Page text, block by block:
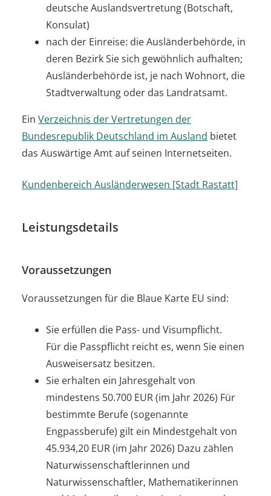
deutsche Auslandsvertretung (Botschaft,
Konsulat)
nach der Einreise: die Ausländerbehörde, in
deren Bezirk Sie sich gewöhnlich aufhalten;
Ausländerbehörde ist, je nach Wohnort, die
Stadtverwaltung oder das Landratsamt.
Ein Verzeichnis der Vertretungen der
Bundesrepublik Deutschland im Ausland bietet
das Auswärtige Amt auf seinen Internetseiten.
Kundenbereich Ausländerwesen [Stadt Rastatt]
Leistungsdetails
Voraussetzungen
Voraussetzungen für die Blaue Karte EU sind:
Sie erfüllen die Pass- und Visumpflicht.
Für die Passpflicht reicht es, wenn Sie einen
Ausweisersatz besitzen.
Sie erhalten ein Jahresgehalt von
mindestens 50.700 EUR (im Jahr 2026) Für
bestimmte Berufe (sogenannte
Engpassberufe) gilt ein Mindestgehalt von
45.934,20 EUR (im Jahr 2026) Dazu zählen
Naturwissenschaftlerinnen und
Naturwissenschaftler, Mathematikerinnen